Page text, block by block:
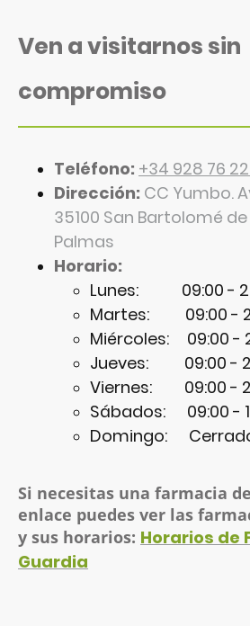
Ven a visitarnos sin
compromiso
Teléfono: +34 928 76
Dirección: CC Yumbo.
35100 San Bartolomé
Palmas
Horario:
Lunes: 09:00 -
Martes: 09:00 -
Miércoles: 09:00 -
Jueves: 09:00 -
Viernes: 09:00 -
Sábados: 09:00 -
Domingo:
Si necesitas una farmacia
enlace puedes ver las
y sus horarios: Horarios de
Guardia